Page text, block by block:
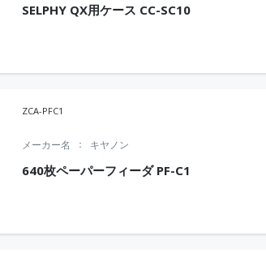
SELPHY QX用ケース CC-SC10
ZCA-PFC1
640枚ペーパーフィーダ PF-C1
メーカー名 キヤノン